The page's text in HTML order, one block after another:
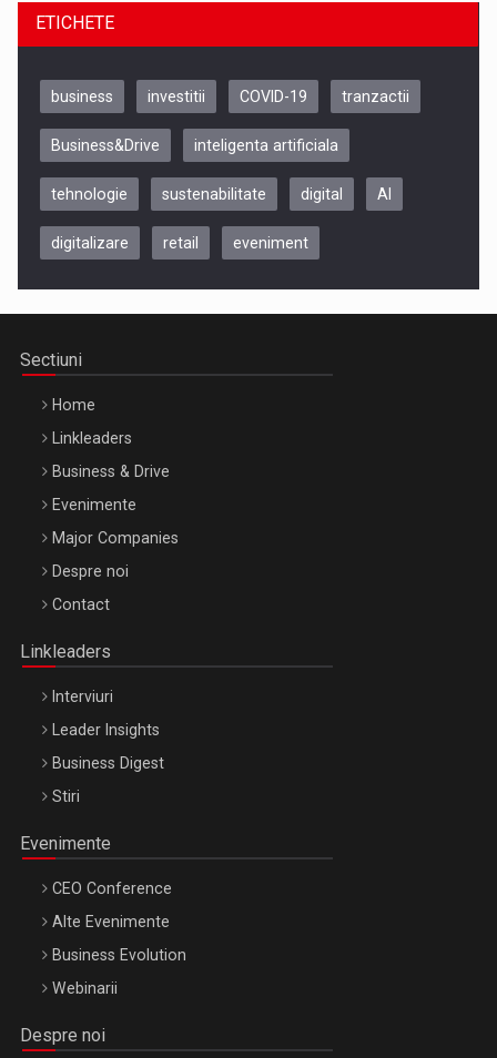
Be Inspired. Make it Happen!, CLUJ, 9 Decembrie
Be Inspired. Make it Happen!, ARTEMIS LETO, ORADEA, 8
Octombrie
ETICHETE
business investitii COVID-19 tranzactii
Business&Drive inteligenta artificiala
tehnologie sustenabilitate digital AI
digitalizare retail eveniment
Sectiuni
Home
Linkleaders
Business & Drive
Evenimente
Major Companies
Despre noi
Contact
Linkleaders
Interviuri
Leader Insights
Business Digest
Stiri
Evenimente
CEO Conference
Alte Evenimente
Business Evolution
Webinarii
Despre noi